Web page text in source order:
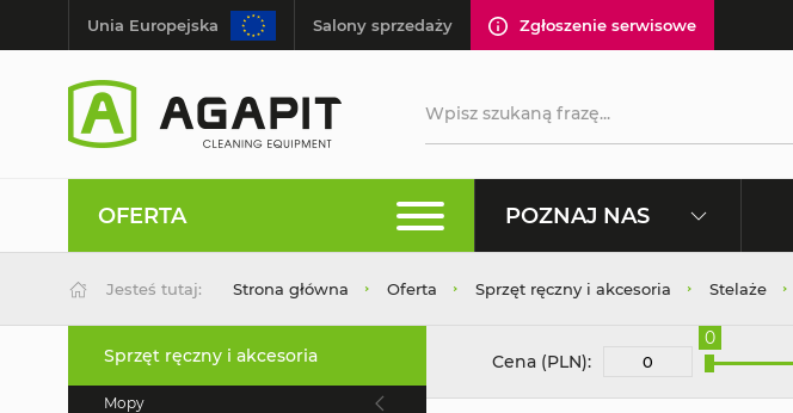
Unia Europejska Salony sprzedaży Zgłoszenie serwisowe
OFERTA POZNAJ NAS
Jesteś tutaj: Strona główna Oferta Sprzęt ręczny i akcesoria Stelaże
Sprzęt ręczny i akcesoria
Mopy
Cena (PLN):
0